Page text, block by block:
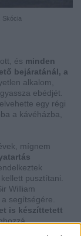
Skócia
és minden
bejáratánál, a
alkalom,
ebédjét.
egy régi
a kávéházba,
mígnem
pusztítani.
William
segítségére.
is készíttetett